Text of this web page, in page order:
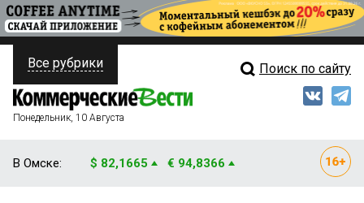
ПОЛИТИКА
ФИНАНСЫ
Свежий выпуск
Все рубрики Поиск по сайту
Понедельник, 10 Августа
В Омске: $ 82,1665 € 94,8366